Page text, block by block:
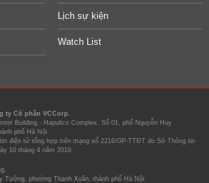
Lịch sự kiện
Watch List
ty Cổ phần VCCorp.
Building - Hapulico Complex, Số 01, phố Nguyễn Huy
phố Hà Nội
điện tử tổng hợp trên mạng số 2216/GP-TTĐT do Sở Thông tin
10 tháng 4 năm 2019.
Tưởng, phường Thanh Xuân, thành phố Hà Nội